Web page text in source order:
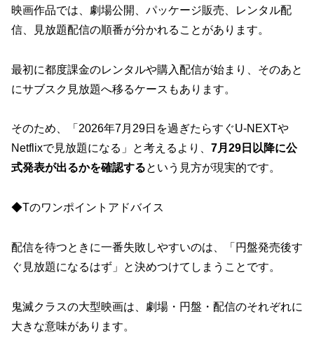
映画作品では、劇場公開、パッケージ販売、レンタル配
信、見放題配信の順番が分かれることがあります。
最初に都度課金のレンタルや購入配信が始まり、そのあと
にサブスク見放題へ移るケースもあります。
そのため、「2026年7月29日を過ぎたらすぐU-NEXTや
Netflixで見放題になる」と考えるより、 7月29日以降に公
式発表が出るかを確認するという見方が現実的です。
◆Tのワンポイントアドバイス
配信を待つときに一番失敗しやすいのは、「円盤発売後す
ぐ見放題になるはず」と決めつけてしまうことです。
鬼滅クラスの大型映画は、劇場・円盤・配信のそれぞれに
大きな意味があります。